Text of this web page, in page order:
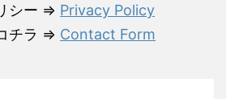
シー ⇒ Privacy Policy
チラ ⇒ Contact Form